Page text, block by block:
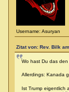
Username: Asuryan
Zitat von: Rev. Bilk
Wo hast Du das
Allerdings: Kanada
Ist Trump eigentlich